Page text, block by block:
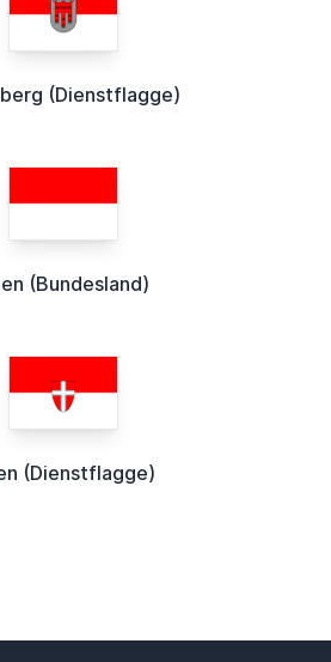
(Dienstflagge)
(Bundesland)
(Dienstflagge)